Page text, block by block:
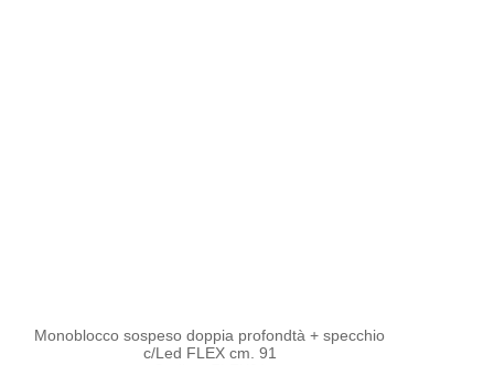
Monoblocco sospeso doppia profondtà + specchio
c/Led FLEX cm. 91